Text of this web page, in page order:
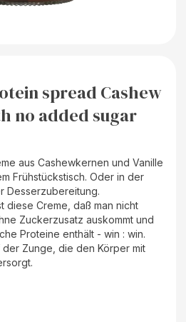
spread Cashew
no added sugar
aus Cashewkernen und Vanille
Frühstückstisch. Oder in der
Desserzubereitung.
diese Creme, daß man nicht
Zuckerzusatz auskommt und
Proteine enthält - win : win.
Zunge, die den Körper mit